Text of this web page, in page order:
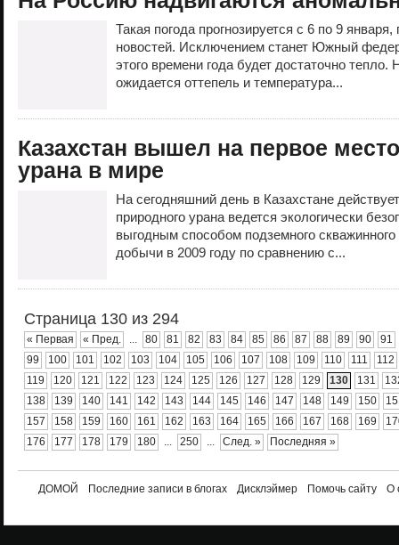
Такая погода прогнозируется с 6 по 9
новостей. Исключением станет Южный
этого времени года будет достаточно
ожидается оттепель и температура...
Казахстан вышел на первое
урана в мире
На сегодняшний день в Казахстане
природного урана ведется экологически
выгодным способом подземного
добычи в 2009 году по сравнению с...
Страница 130 из 294
« Первая « Пред. ... 80 81 82 83 84 85 86 87 88 89 90
91
99
100 101 102 103 104 105 106 107 108 109 110 111
112
119
120 121 122 123 124 125 126 127 128 129 130 131
138
139 140 141 142 143 144 145 146 147 148 149 150
157
158 159 160 161 162 163 164 165 166 167 168 169
176
177 178 179 180 ... 250 ... След. » Последняя »
ДОМОЙ Последние записи в блогах Дисклэймер Помочь сайту О